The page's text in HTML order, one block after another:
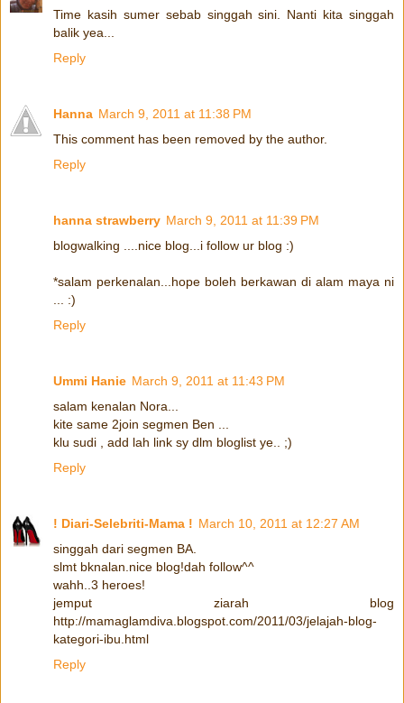
Time kasih sumer sebab singgah sini. Nanti kita singgah
balik yea...
Reply
Hanna March 9, 2011 at 11:38 PM
This comment has been removed by the author.
Reply
hanna strawberry March 9, 2011 at 11:39 PM
blogwalking ....nice blog...i follow ur blog :)
*salam perkenalan...hope boleh berkawan di alam maya ni
... :)
Reply
Ummi Hanie March 9, 2011 at 11:43 PM
salam kenalan Nora...
kite same 2join segmen Ben ...
klu sudi , add lah link sy dlm bloglist ye.. ;)
Reply
! Diari-Selebriti-Mama ! March 10, 2011 at 12:27 AM
singgah dari segmen BA.
slmt bknalan.nice blog!dah follow^^
wahh..3 heroes!
jemput ziarah blog
http://mamaglamdiva.blogspot.com/2011/03/jelajah-blog-
kategori-ibu.html
Reply